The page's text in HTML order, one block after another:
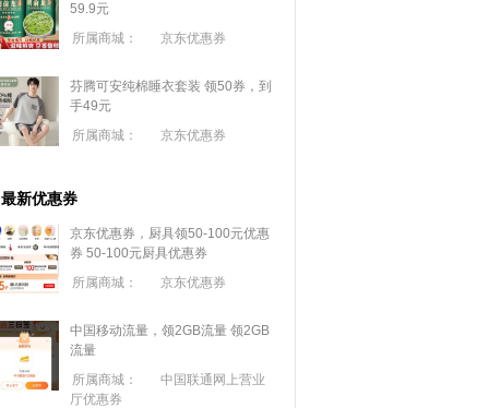
59.9元
所属商城：
京东优惠券
芬腾可安纯棉睡衣套装 领50券，到
手49元
所属商城：
京东优惠券
最新优惠券
京东优惠券，厨具领50-100元优惠
券 50-100元厨具优惠券
所属商城：
京东优惠券
中国移动流量，领2GB流量 领2GB
流量
所属商城：
中国联通网上营业
厅优惠券